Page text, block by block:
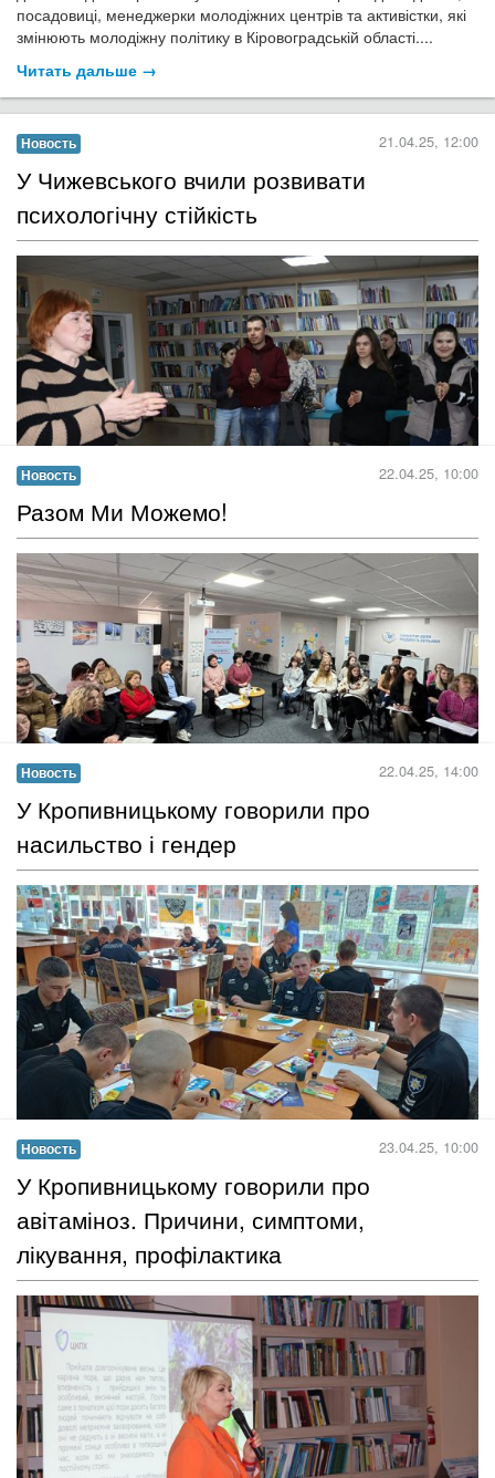
посадовиці, менеджерки молодіжних центрів та активістки, які
змінюють молодіжну політику в Кіровоградській області....
Читать дальше →
Новость 21.04.25, 12:00
​У Чижевського вчили розвивати
психологічну стійкість
Через сучасний ритм життя та військові події в країні ми часто
відчуваємо емоційне спустошення, втому, напругу в тілі,
паніку, злість, сум. Як зробити так, щоб ви без зусиль здолали
всі перешкоди, як пережити складні часи у вашому житті?..
Читать дальше →
Новость 22.04.25, 10:00
Разом Ми Можемо!
У Громадському хабі бібліотеки Чижевського відбувся круглий
стіл, присвячений реалізації масштабного і дуже актуального
проєкту з розширення можливостей для громадських лідерів в
Україні «Разом Ми Можемо»...
Читать дальше →
Новость
​У Кропивницькому говорили про
насильство і гендер